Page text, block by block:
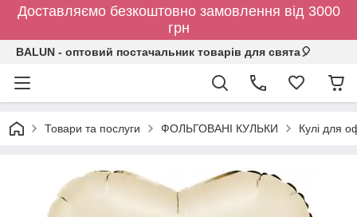
Доставляємо безкоштовно замовлення від 3000
грн
BALUN - оптовий постачальник товарів для свята🎈
Товари та послуги ФОЛЬГОВАНІ КУЛЬКИ Кулі для